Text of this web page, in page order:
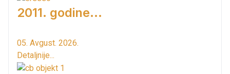
2011. godine...
05. Avgust. 2026.
Detaljnije...